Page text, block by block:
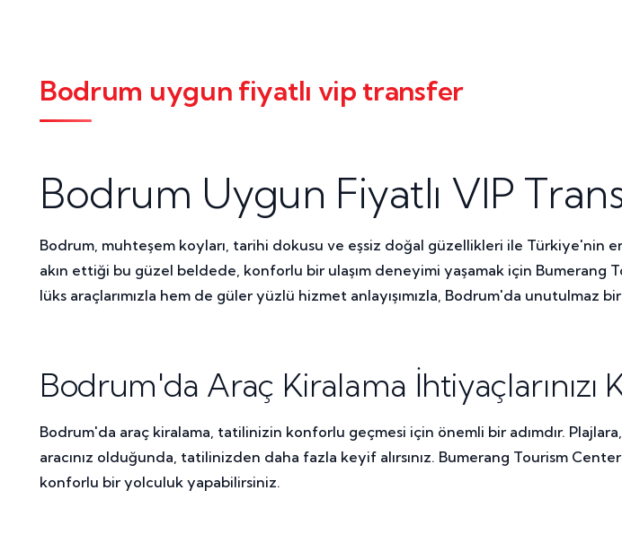
Bodrum uygun fiyatlı vip transfer
Bodrum Uygun Fiyatlı VIP
Bodrum, muhteşem koyları, tarihi dokusu ve eşsiz doğal güzellikleri ile
akın ettiği bu güzel beldede, konforlu bir ulaşım deneyimi yaşamak için
lüks araçlarımızla hem de güler yüzlü hizmet anlayışımızla, Bodrum'da unutulmaz
Bodrum'da Araç Kiralama İhtiyaçlarınızı
Bodrum'da araç kiralama, tatilinizin konforlu geçmesi için önemli bir adımdır.
aracınız olduğunda, tatilinizden daha fazla keyif alırsınız. Bumerang Tourism
konforlu bir yolculuk yapabilirsiniz.